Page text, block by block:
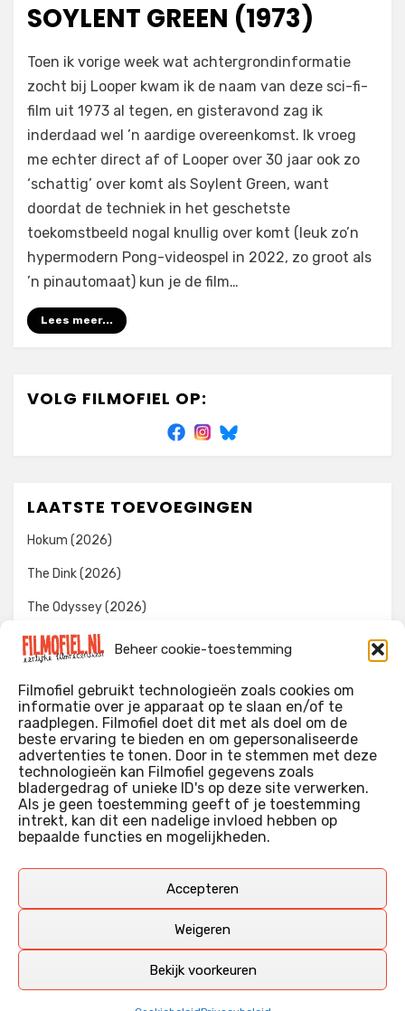
Beheer cookie-toestemming
Filmofiel gebruikt technologieën zoals cookies om
informatie over je apparaat op te slaan en/of te
raadplegen. Filmofiel doet dit met als doel om de
beste ervaring te bieden en om gepersonaliseerde
advertenties te tonen. Door in te stemmen met deze
technologieën kan Filmofiel gegevens zoals
bladergedrag of unieke ID's op deze site verwerken.
Als je geen toestemming geeft of je toestemming
intrekt, kan dit een nadelige invloed hebben op
bepaalde functies en mogelijkheden.
Accepteren
Weigeren
Bekijk voorkeuren
SOYLENT GREEN (1973)
door Filmofiel.nl
2 reacties
Soylent
Green
(1973)
Toen ik vorige week wat achtergrondinformatie
zocht bij Looper kwam ik de naam van deze sci-fi-
film uit 1973 al tegen, en gisteravond zag ik
inderdaad wel ’n aardige overeenkomst. Ik vroeg
me echter direct af of Looper over 30 jaar ook zo
‘schattig’ over komt als Soylent Green, want
doordat de techniek in het geschetste
toekomstbeeld nogal knullig over komt (leuk zo’n
hypermodern Pong-videospel in 2022, zo groot als
’n pinautomaat) kun je de film…
Lees meer...
VOLG FILMOFIEL OP:
LAATSTE TOEVOEGINGEN
Hokum (2026)
The Dink (2026)
The Odyssey (2026)
Evil Dead Burn (2026)
WIE IK BEN…?
Ik ben ooit begonnen met m’n recensies omdat ik zoveel
films keek dat ik af en toe niet meer wist welke ik nu wel of
niet gezien had. Ik ben een filmliefhebber, heb als hobby nog
erg lang in een videotheek gewerkt, en heb als coproducent
Deze recensies zijn dan ook vooral vrij pretentieloze
aangevuld met een groeiende kennis over de kunde én de
kunst van het maken van film.